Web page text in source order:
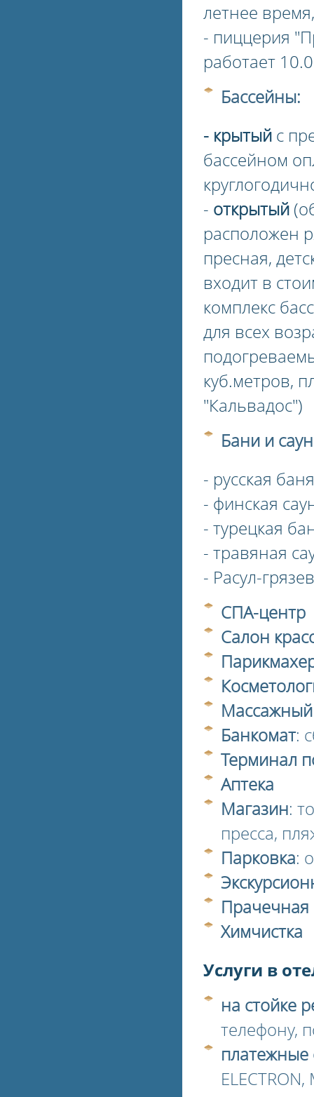
летнее
- пиццерия
работает
Бассейны:
- крытый с
бассейном
- открытый
расположен
пресная,
входит в
комплекс
для всех
куб.метров,
"Кальвадос")
Бани и
- русская
- финская
- турецкая
- травяная
- Расул-
СПА-центр
Салон
Банкомат:
Терминал
Аптека
Магазин:
пресса,
Парковка:
Прачечная
Химчистка
Услуги в
на стойке
телефону,
платежные
ELECTRON,